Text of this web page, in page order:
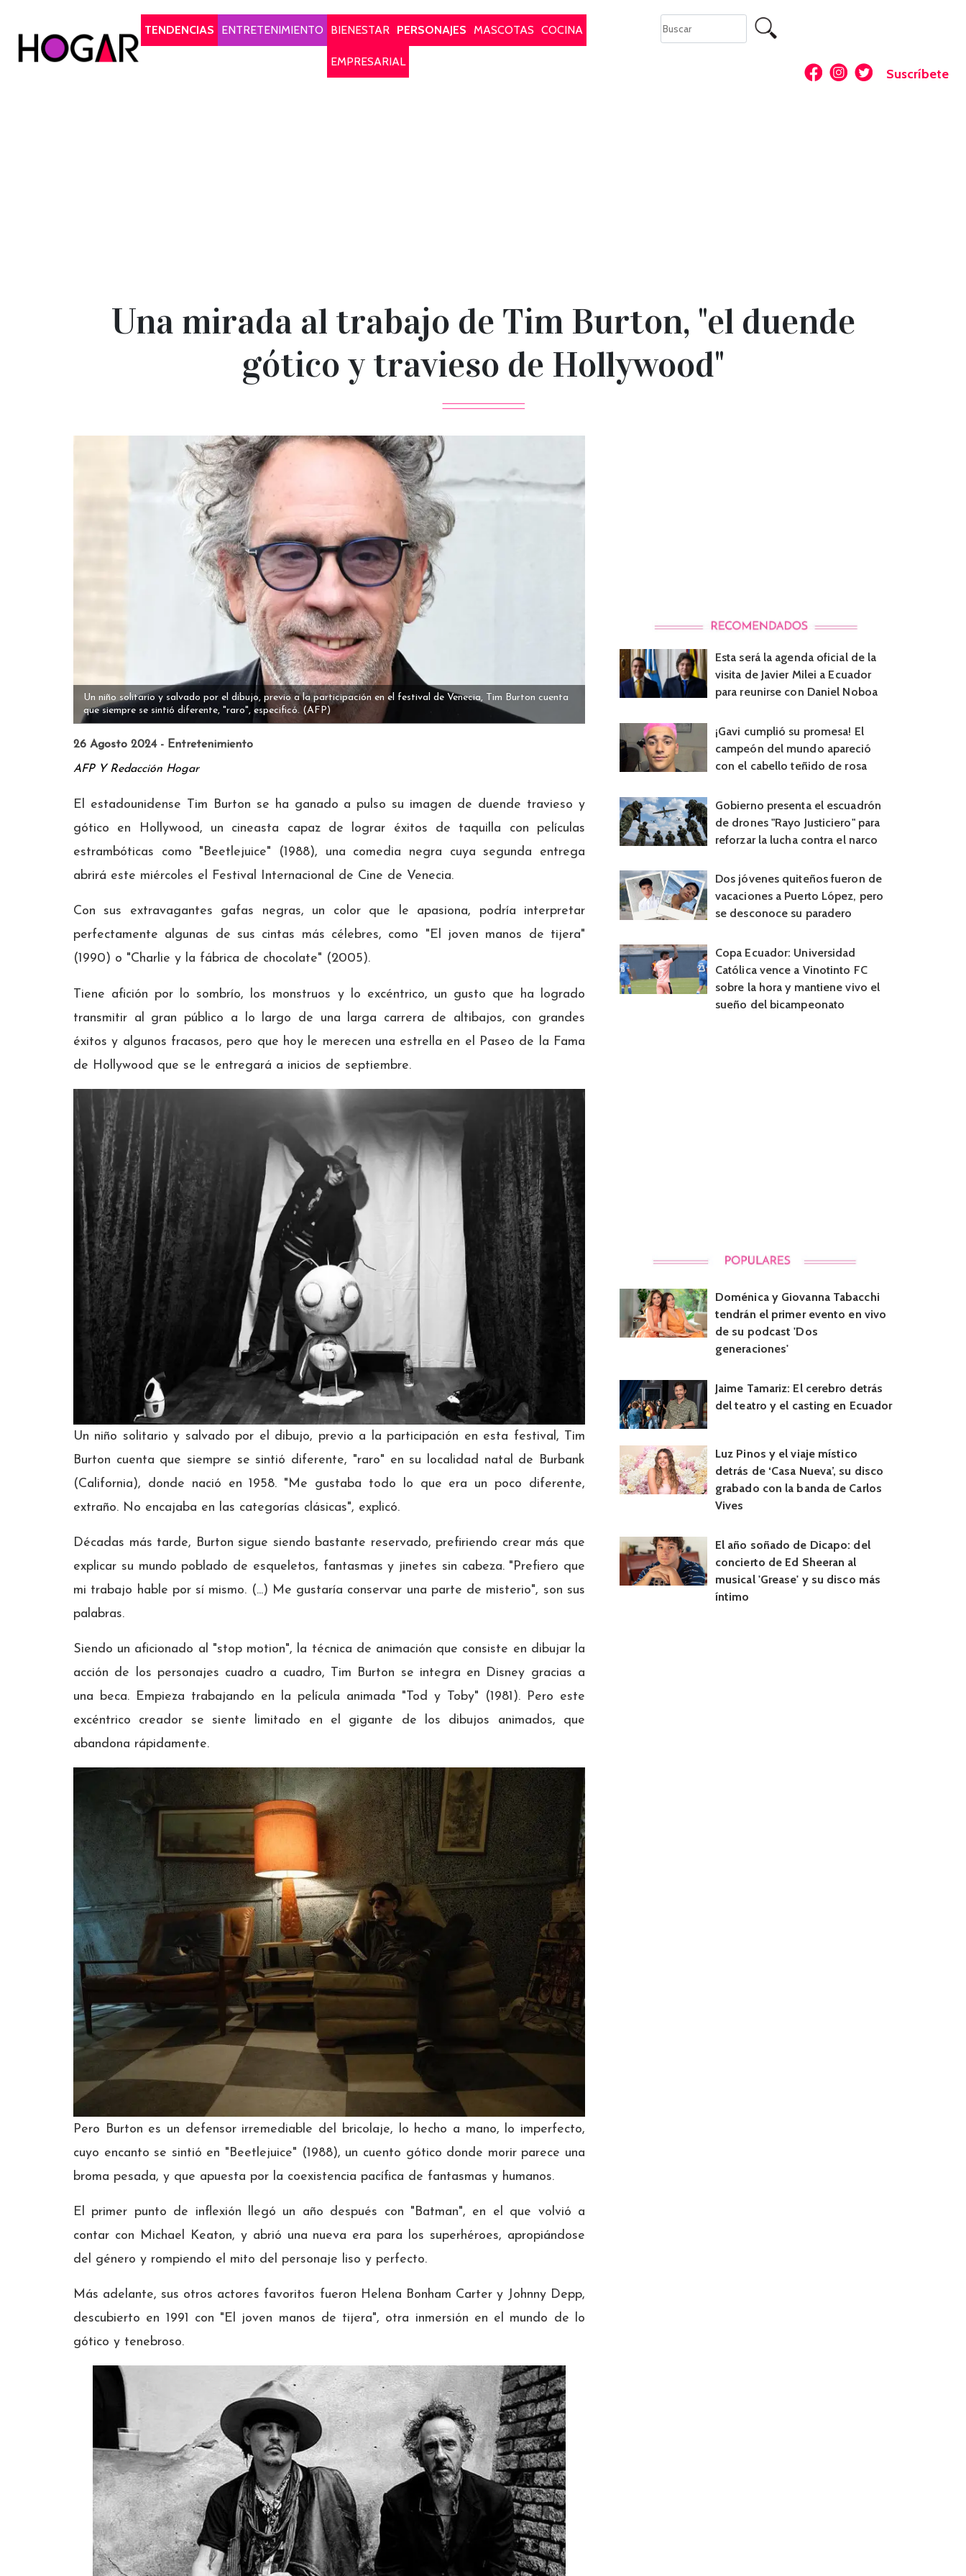
TENDENCIAS
ENTRETENIMIENTO BIENESTAR PERSONAJES MASCOTAS COCINA
EMPRESARIAL
Suscríbete
Una mirada al trabajo de Tim Burton, "el duende
gótico y travieso de Hollywood"
Un niño solitario y salvado por el dibujo, previo a la participación en el festival de Venecia, Tim Burton cuenta
que siempre se sintió diferente, "raro", especificó. (AFP)
26 Agosto 2024 - Entretenimiento
AFP Y Redacción Hogar
El estadounidense Tim Burton se ha ganado a pulso su imagen de duende travieso y
gótico en Hollywood, un cineasta capaz de lograr éxitos de taquilla con películas
estrambóticas como "Beetlejuice" (1988), una comedia negra cuya segunda entrega
abrirá este miércoles el Festival Internacional de Cine de Venecia.
Con sus extravagantes gafas negras, un color que le apasiona, podría interpretar
perfectamente algunas de sus cintas más célebres, como "El joven manos de tijera"
(1990) o "Charlie y la fábrica de chocolate" (2005).
Tiene afición por lo sombrío, los monstruos y lo excéntrico, un gusto que ha logrado
transmitir al gran público a lo largo de una larga carrera de altibajos, con grandes
éxitos y algunos fracasos, pero que hoy le merecen una estrella en el Paseo de la Fama
de Hollywood que se le entregará a inicios de septiembre.
Un niño solitario y salvado por el dibujo, previo a la participación en esta festival, Tim
Burton cuenta que siempre se sintió diferente, "raro" en su localidad natal de Burbank
(California), donde nació en 1958. "Me gustaba todo lo que era un poco diferente,
extraño. No encajaba en las categorías clásicas", explicó.
Décadas más tarde, Burton sigue siendo bastante reservado, prefiriendo crear más que
explicar su mundo poblado de esqueletos, fantasmas y jinetes sin cabeza. "Prefiero que
mi trabajo hable por sí mismo. (...) Me gustaría conservar una parte de misterio", son sus
palabras.
Siendo un aficionado al "stop motion", la técnica de animación que consiste en dibujar la
acción de los personajes cuadro a cuadro, Tim Burton se integra en Disney gracias a
una beca. Empieza trabajando en la película animada "Tod y Toby" (1981). Pero este
excéntrico creador se siente limitado en el gigante de los dibujos animados, que
abandona rápidamente.
Pero Burton es un defensor irremediable del bricolaje, lo hecho a mano, lo imperfecto,
cuyo encanto se sintió en "Beetlejuice" (1988), un cuento gótico donde morir parece una
broma pesada, y que apuesta por la coexistencia pacífica de fantasmas y humanos.
El primer punto de inflexión llegó un año después con "Batman", en el que volvió a
contar con Michael Keaton, y abrió una nueva era para los superhéroes, apropiándose
del género y rompiendo el mito del personaje liso y perfecto.
Más adelante, sus otros actores favoritos fueron Helena Bonham Carter y Johnny Depp,
descubierto en 1991 con "El joven manos de tijera", otra inmersión en el mundo de lo
gótico y tenebroso.
Esta será la agenda oficial de la
visita de Javier Milei a Ecuador
para reunirse con Daniel Noboa
¡Gavi cumplió su promesa! El
campeón del mundo apareció
con el cabello teñido de rosa
Gobierno presenta el escuadrón
de drones "Rayo Justiciero" para
reforzar la lucha contra el narco
Dos jóvenes quiteños fueron de
vacaciones a Puerto López, pero
se desconoce su paradero
Copa Ecuador: Universidad
Católica vence a Vinotinto FC
sobre la hora y mantiene vivo el
sueño del bicampeonato
Doménica y Giovanna Tabacchi
tendrán el primer evento en vivo
de su podcast 'Dos
generaciones'
Jaime Tamariz: El cerebro detrás
del teatro y el casting en Ecuador
Luz Pinos y el viaje místico
detrás de ‘Casa Nueva’, su disco
grabado con la banda de Carlos
Vives
El año soñado de Dicapo: del
concierto de Ed Sheeran al
musical 'Grease' y su disco más
íntimo